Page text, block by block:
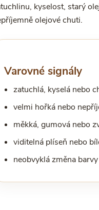
kyselost, starý
olejové chuti.
Varovné signály
zatuchlá, kyselá nebo
velmi hořká nebo
měkká, gumová nebo
viditelná plíseň nebo
neobvyklá změna